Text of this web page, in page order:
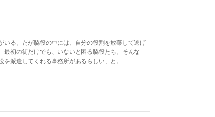
る。だが脇役の中には、自分の役割を放棄して逃げ
初の街だけでも、いないと困る脇役たち。そんな
派遣してくれる事務所があるらしい、と。